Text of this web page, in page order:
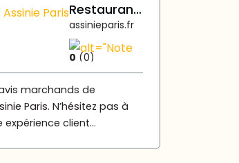
Restaurant Assinie Paris
assinieparis.fr
0 (0)
marchands de
Paris. N’hésitez pas à
client...